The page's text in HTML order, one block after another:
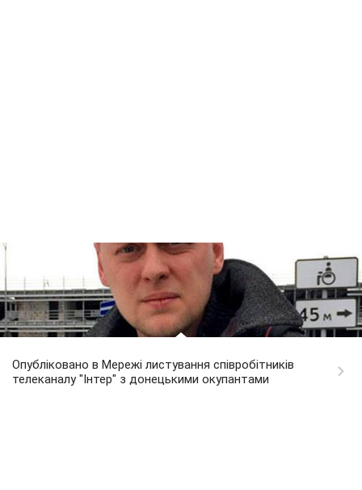
Опубліковано в Мережі листування співробітників
телеканалу "Інтер" з донецькими окупантами